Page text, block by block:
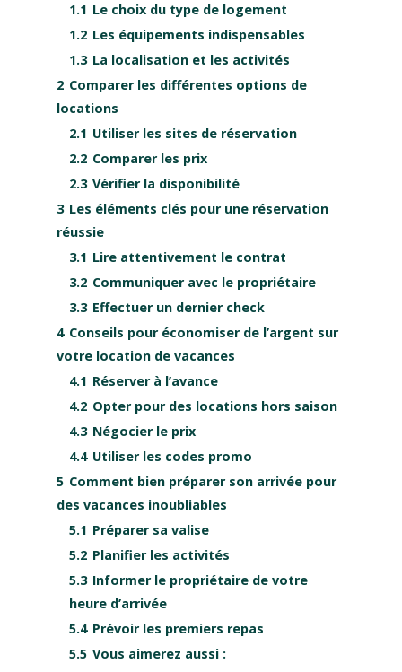
1.1 Le choix du type de logement
1.2 Les équipements indispensables
1.3 La localisation et les activités
2 Comparer les différentes options de
locations
2.1 Utiliser les sites de réservation
2.2 Comparer les prix
2.3 Vérifier la disponibilité
3 Les éléments clés pour une réservation
réussie
3.1 Lire attentivement le contrat
3.2 Communiquer avec le propriétaire
3.3 Effectuer un dernier check
4 Conseils pour économiser de l’argent sur
votre location de vacances
4.1 Réserver à l’avance
4.2 Opter pour des locations hors saison
4.3 Négocier le prix
4.4 Utiliser les codes promo
5 Comment bien préparer son arrivée pour
des vacances inoubliables
5.1 Préparer sa valise
5.2 Planifier les activités
5.3 Informer le propriétaire de votre
heure d’arrivée
5.4 Prévoir les premiers repas
5.5 Vous aimerez aussi :